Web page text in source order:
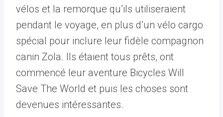
vélos et la remorque qu’ils utiliseraient
pendant le voyage, en plus d’un vélo cargo
spécial pour inclure leur fidèle compagnon
canin Zola. Ils étaient tous prêts, ont
commencé leur aventure Bicycles Will
Save The World et puis les choses sont
devenues intéressantes.